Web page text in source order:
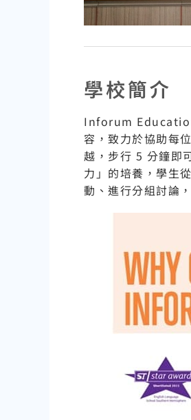
學校簡介
Inforum Education
容，致力於協助每
越，步行 5 分鐘即
力」的培養，學生
動、進行分組討論